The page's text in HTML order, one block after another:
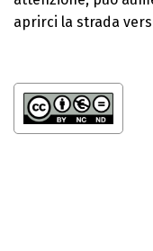
aprirci la strada